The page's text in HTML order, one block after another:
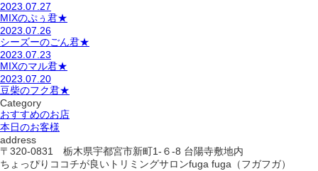
2023.07.27
MIXのぷぅ君★
2023.07.26
シーズーのごん君★
2023.07.23
MIXのマル君★
2023.07.20
豆柴のフク君★
Category
おすすめのお店
本日のお客様
address
〒320-0831 栃木県宇都宮市新町1-６-8 台陽寺敷地内
ちょっぴりココチが良いトリミングサロンfuga fuga（フガフガ）